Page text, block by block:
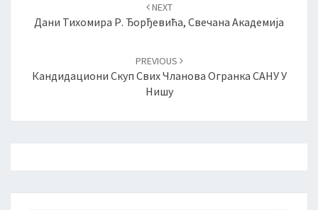
navigation
NEXT
Дани Тихомира Р. Ђорђевића, Свечана Академија
PREVIOUS
Кандидациони Скуп Свих Чланова Огранка САНУ У
Нишу